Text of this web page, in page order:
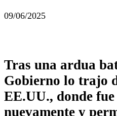
09/06/2025
Tras una ardua
Gobierno lo trajo
EE.UU., donde
nuevamente y